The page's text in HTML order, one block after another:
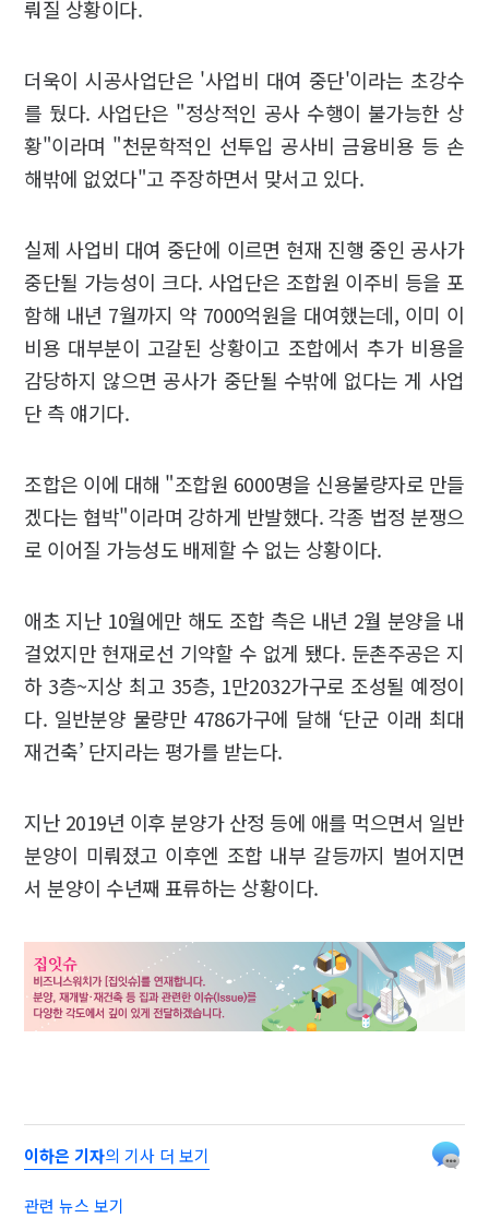
뤄질 상황이다.
더욱이 시공사업단은 '사업비 대여 중단'이라는 초강수
를 뒀다. 사업단은 "정상적인 공사 수행이 불가능한 상
황"이라며 "천문학적인 선투입 공사비 금융비용 등 손
해밖에 없었다"고 주장하면서 맞서고 있다.
실제 사업비 대여 중단에 이르면 현재 진행 중인 공사가
중단될 가능성이 크다. 사업단은 조합원 이주비 등을 포
함해 내년 7월까지 약 7000억원을 대여했는데, 이미 이
비용 대부분이 고갈된 상황이고 조합에서 추가 비용을
감당하지 않으면 공사가 중단될 수밖에 없다는 게 사업
단 측 얘기다.
조합은 이에 대해 "조합원 6000명을 신용불량자로 만들
겠다는 협박"이라며 강하게 반발했다. 각종 법정 분쟁으
로 이어질 가능성도 배제할 수 없는 상황이다.
애초 지난 10월에만 해도 조합 측은 내년 2월 분양을 내
걸었지만 현재로선 기약할 수 없게 됐다. 둔촌주공은 지
하 3층~지상 최고 35층, 1만2032가구로 조성될 예정이
다. 일반분양 물량만 4786가구에 달해 ‘단군 이래 최대
재건축’ 단지라는 평가를 받는다.
지난 2019년 이후 분양가 산정 등에 애를 먹으면서 일반
분양이 미뤄졌고 이후엔 조합 내부 갈등까지 벌어지면
서 분양이 수년째 표류하는 상황이다.
이하은 기자의 기사 더 보기
관련 뉴스 보기